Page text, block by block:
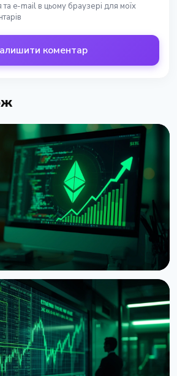
та e-mail в цьому браузері для моїх
коментар
винагороду за стейкінг,
половину монет